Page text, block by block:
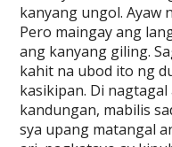
kanyang ungol. Ayaw
Pero maingay ang
ang kanyang giling.
kahit na ubod ito ng
kasikipan. Di
kandungan, mabilis
sya upang matangal